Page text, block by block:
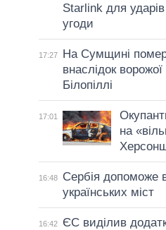
Starlink для
угоди
17:27
На Сумщині помер
внаслідок
Білопіллі
17:01
на
16:48
Сербія допоможе
українських міст
16:42
ЄС виділив